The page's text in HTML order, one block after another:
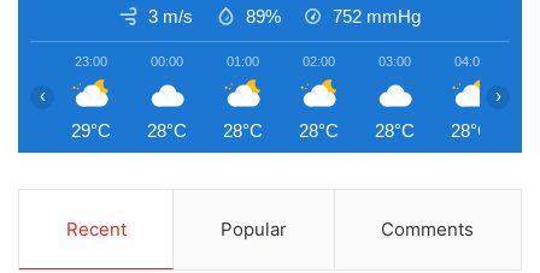
3 m/s 89% 752 mmHg
23:00
29°C
00:00
28°C
01:00
28°C
02:00
28°C
03:00
28°C
04:00
28°C
‹ ›
Recent Popular Comments